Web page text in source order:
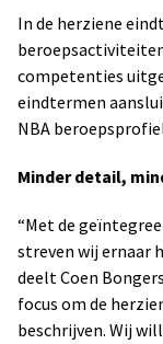
In de herziene
competenties
eindtermen
NBA
Minder detail,
“Met de
streven wij ernaar
deelt Coen
focus om de
beschrijven. Wij